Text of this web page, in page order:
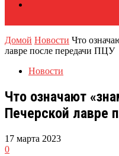
Домой Новости Что
лавре после передачи ПЦУ
Новости
Что означают
Печерской лавре
17 марта 2023
0